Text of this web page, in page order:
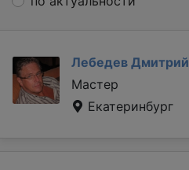
Лебедев Дмитрий
Мастер
Екатеринбург